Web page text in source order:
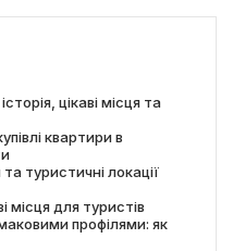
цікаві місця та
квартири в
та туристичні локації
місця для туристів
профілями: як